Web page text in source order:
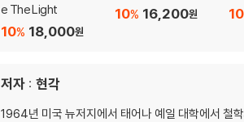
e The Light
18,000원
10%
16,200원
10% 10
저자 : 현각
1964년 미국 뉴저지에서 태어나 예일 대학에서 철